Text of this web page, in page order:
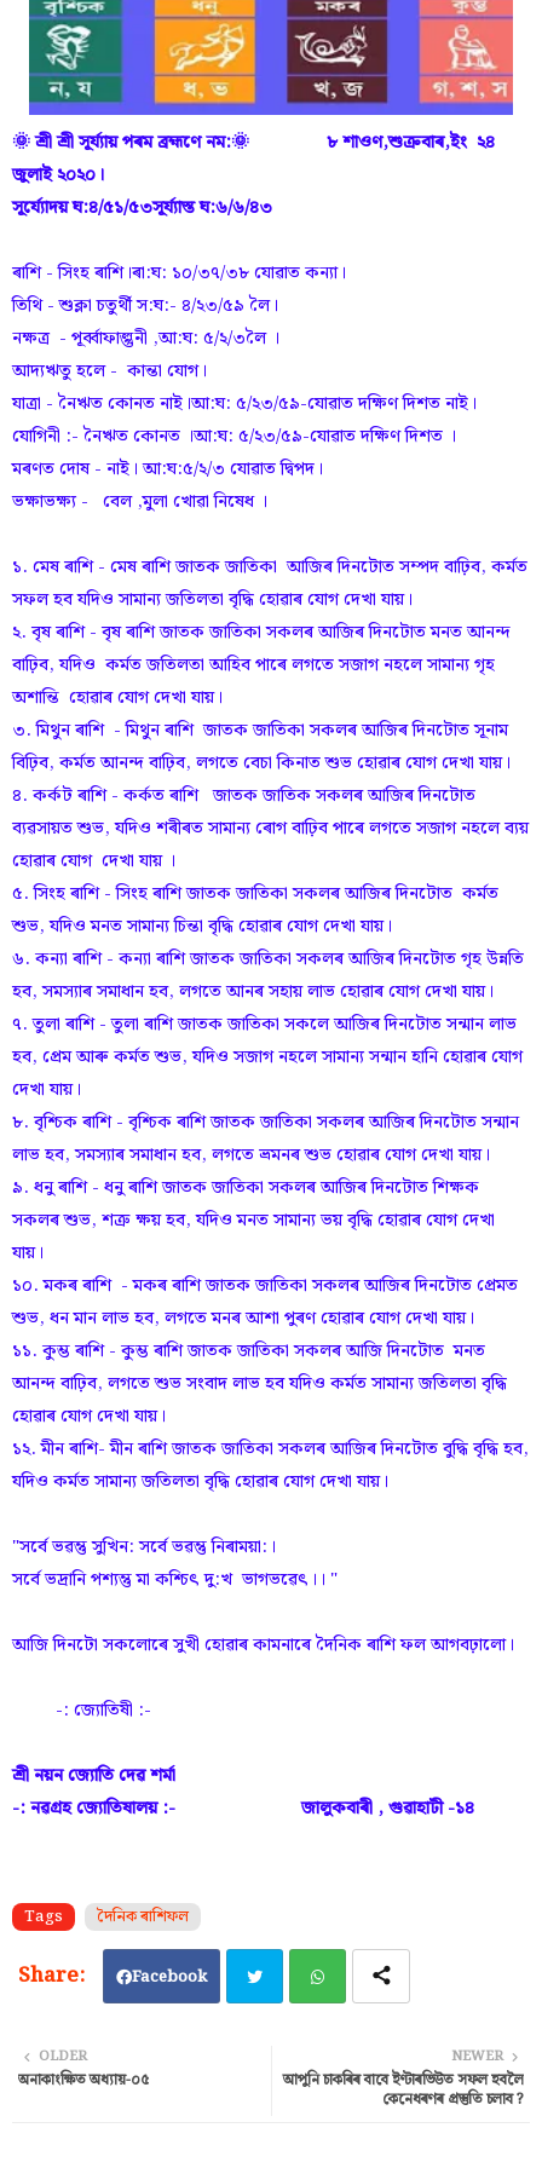
🌞 শ্ৰী শ্ৰী সূৰ্য্যায় পৰম ব্ৰহ্মণে নম:🌞 ৮ শাওণ,শুক্ৰবাৰ,ইং ২৪
জুলাই ২০২০।
সূৰ্য্যোদয় ঘ:৪/৫১/৫৩সূৰ্য্যাস্ত ঘ:৬/৬/৪৩
ৰাশি - সিংহ ৰাশি।ৰা:ঘ: ১০/৩৭/৩৮ যোৱাত কন্যা।
তিথি - শুক্লা চতুৰ্থী স:ঘ:- ৪/২৩/৫৯ লৈ।
নক্ষত্ৰ - পূৰ্ব্বাফাল্গুনী ,আ:ঘ: ৫/২/৩লৈ ।
আদ্যঋতু হলে - কান্তা যোগ।
যাত্ৰা - নৈঋত কোনত নাই।আ:ঘ: ৫/২৩/৫৯-যোৱাত দক্ষিণ দিশত নাই।
যোগিনী :- নৈঋত কোনত ।আ:ঘ: ৫/২৩/৫৯-যোৱাত দক্ষিণ দিশত ।
মৰণত দোষ - নাই। আ:ঘ:৫/২/৩ যোৱাত দ্বিপদ।
ভক্ষাভক্ষ্য - বেল ,মুলা খোৱা নিষেধ ।
১. মেষ ৰাশি - মেষ ৰাশি জাতক জাতিকা আজিৰ দিনটোত সম্পদ বাঢ়িব, কৰ্মত
সফল হব যদিও সামান্য জতিলতা বৃদ্ধি হোৱাৰ যোগ দেখা যায়।
২. বৃষ ৰাশি - বৃষ ৰাশি জাতক জাতিকা সকলৰ আজিৰ দিনটোত মনত আনন্দ
বাঢ়িব, যদিও কৰ্মত জতিলতা আহিব পাৰে লগতে সজাগ নহলে সামান্য গৃহ
অশান্তি হোৱাৰ যোগ দেখা যায়।
৩. মিথুন ৰাশি - মিথুন ৰাশি জাতক জাতিকা সকলৰ আজিৰ দিনটোত সূনাম
বিঢ়িব, কৰ্মত আনন্দ বাঢ়িব, লগতে বেচা কিনাত শুভ হোৱাৰ যোগ দেখা যায়।
৪. কৰ্কট ৰাশি - কৰ্কত ৰাশি জাতক জাতিক সকলৰ আজিৰ দিনটোত
ব্যৱসায়ত শুভ, যদিও শৰীৰত সামান্য ৰোগ বাঢ়িব পাৰে লগতে সজাগ নহলে ব্যয়
হোৱাৰ যোগ দেখা যায় ।
৫. সিংহ ৰাশি - সিংহ ৰাশি জাতক জাতিকা সকলৰ আজিৰ দিনটোত কৰ্মত
শুভ, যদিও মনত সামান্য চিন্তা বৃদ্ধি হোৱাৰ যোগ দেখা যায়।
৬. কন্যা ৰাশি - কন্যা ৰাশি জাতক জাতিকা সকলৰ আজিৰ দিনটোত গৃহ উন্নতি
হব, সমস্যাৰ সমাধান হব, লগতে আনৰ সহায় লাভ হোৱাৰ যোগ দেখা যায়।
৭. তুলা ৰাশি - তুলা ৰাশি জাতক জাতিকা সকলে আজিৰ দিনটোত সন্মান লাভ
হব, প্ৰেম আৰু কৰ্মত শুভ, যদিও সজাগ নহলে সামান্য সন্মান হানি হোৱাৰ যোগ
দেখা যায়।
৮. বৃশ্চিক ৰাশি - বৃশ্চিক ৰাশি জাতক জাতিকা সকলৰ আজিৰ দিনটোত সন্মান
লাভ হব, সমস্যাৰ সমাধান হব, লগতে ভ্ৰমনৰ শুভ হোৱাৰ যোগ দেখা যায়।
৯. ধনু ৰাশি - ধনু ৰাশি জাতক জাতিকা সকলৰ আজিৰ দিনটোত শিক্ষক
সকলৰ শুভ, শত্ৰু ক্ষয় হব, যদিও মনত সামান্য ভয় বৃদ্ধি হোৱাৰ যোগ দেখা
যায়।
১০. মকৰ ৰাশি - মকৰ ৰাশি জাতক জাতিকা সকলৰ আজিৰ দিনটোত প্ৰেমত
শুভ, ধন মান লাভ হব, লগতে মনৰ আশা পুৰণ হোৱাৰ যোগ দেখা যায়।
১১. কুম্ভ ৰাশি - কুম্ভ ৰাশি জাতক জাতিকা সকলৰ আজি দিনটোত মনত
আনন্দ বাঢ়িব, লগতে শুভ সংবাদ লাভ হব যদিও কৰ্মত সামান্য জতিলতা বৃদ্ধি
হোৱাৰ যোগ দেখা যায়।
১২. মীন ৰাশি- মীন ৰাশি জাতক জাতিকা সকলৰ আজিৰ দিনটোত বুদ্ধি বৃদ্ধি হব,
যদিও কৰ্মত সামান্য জতিলতা বৃদ্ধি হোৱাৰ যোগ দেখা যায়।
"সৰ্বে ভৱন্তু সুখিন: সৰ্বে ভৱন্তু নিৰাময়া:।
সৰ্বে ভদ্ৰানি পশ্যন্তু মা কশ্চিৎ দু:খ ভাগভৱেৎ।। "
আজি দিনটো সকলোৰে সুখী হোৱাৰ কামনাৰে দৈনিক ৰাশি ফল আগবঢ়ালো।
-: জ্যোতিষী :-
শ্ৰী নয়ন জ্যোতি দেৱ শৰ্মা
-: নৱগ্ৰহ জ্যোতিষালয় :- জালুকবাৰী , গুৱাহাটী -১৪
Tags দৈনিক ৰাশিফল
Facebook
ats
NEWER
আপুনি চাকৰিৰ বাবে ইণ্টাৰভিউত সফল হবলৈ
কেনেধৰণৰ প্ৰস্তুতি চলাব ?
OLDER
অনাকাংক্ষিত অধ্যায়-০৫